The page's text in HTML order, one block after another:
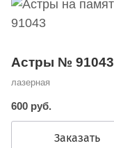
Астры № 91043
лазерная
600 руб.
Заказать